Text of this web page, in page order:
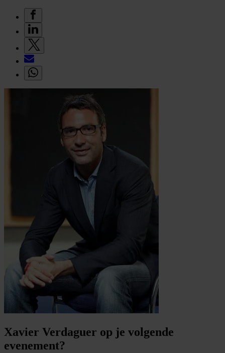
Xavier Verdaguer op je volgende
evenement?